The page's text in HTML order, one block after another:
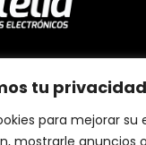
tu privacidad
para mejorar su
mostrarle anuncios
electrónicas